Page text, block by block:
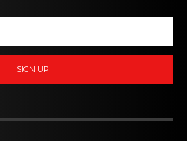
SIGN UP